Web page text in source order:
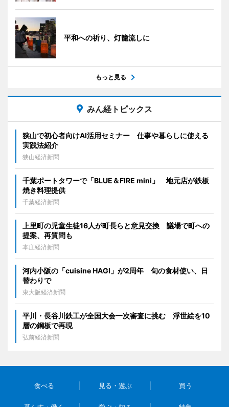
平和への祈り、灯籠流しに
もっと見る
みん経トピックス
狭山で初心者向けAI活用セミナー 仕事や暮らしに使える
実践法紹介
狭山経済新聞
千葉ポートタワーで「BLUE＆FIRE mini」 地元店が鉄板
焼き料理提供
千葉経済新聞
上里町の児童生徒16人が町長らと意見交換 議場で町への
提案、再質問も
本庄経済新聞
河内小阪の「cuisine HAGI」が2周年 旬の食材使い、日
替わりで
東大阪経済新聞
平川・長谷川鉄工が全国大会一次審査に挑む 浮世絵を10
層の鋼板で再現
弘前経済新聞
食べる 見る・遊ぶ 買う